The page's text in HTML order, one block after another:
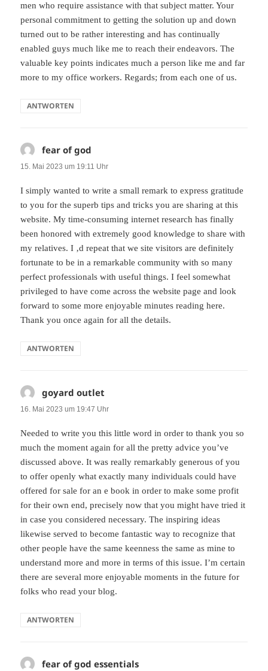
men who require assistance with that subject matter. Your
personal commitment to getting the solution up and down
turned out to be rather interesting and has continually
enabled guys much like me to reach their endeavors. The
valuable key points indicates much a person like me and far
more to my office workers. Regards; from each one of us.
ANTWORTEN
fear of god
15. Mai 2023 um 19:11 Uhr
I simply wanted to write a small remark to express gratitude
to you for the superb tips and tricks you are sharing at this
website. My time-consuming internet research has finally
been honored with extremely good knowledge to share with
my relatives. I ‚d repeat that we site visitors are definitely
fortunate to be in a remarkable community with so many
perfect professionals with useful things. I feel somewhat
privileged to have come across the website page and look
forward to some more enjoyable minutes reading here.
Thank you once again for all the details.
ANTWORTEN
goyard outlet
16. Mai 2023 um 19:47 Uhr
Needed to write you this little word in order to thank you so
much the moment again for all the pretty advice you’ve
discussed above. It was really remarkably generous of you
to offer openly what exactly many individuals could have
offered for sale for an e book in order to make some profit
for their own end, precisely now that you might have tried it
in case you considered necessary. The inspiring ideas
likewise served to become fantastic way to recognize that
other people have the same keenness the same as mine to
understand more and more in terms of this issue. I’m certain
there are several more enjoyable moments in the future for
folks who read your blog.
ANTWORTEN
fear of god essentials